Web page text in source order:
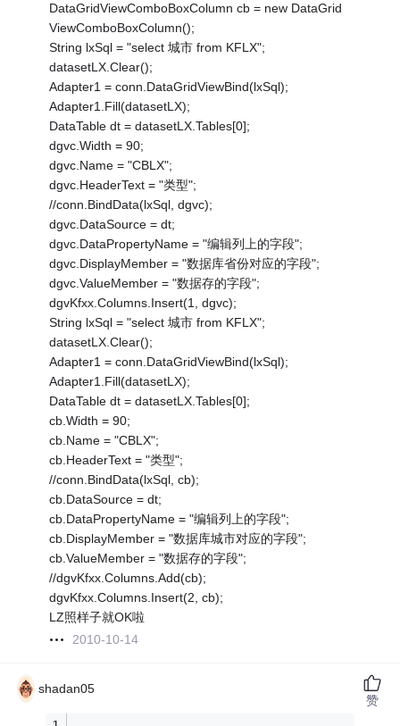
DataGridViewComboBoxColumn cb = new DataGrid
ViewComboBoxColumn();
String lxSql = "select 城市 from KFLX";
datasetLX.Clear();
Adapter1 = conn.DataGridViewBind(lxSql);
Adapter1.Fill(datasetLX);
DataTable dt = datasetLX.Tables[0];
dgvc.Width = 90;
dgvc.Name = "CBLX";
dgvc.HeaderText = "类型";
//conn.BindData(lxSql, dgvc);
dgvc.DataSource = dt;
dgvc.DataPropertyName = "编辑列上的字段";
dgvc.DisplayMember = "数据库省份对应的字段";
dgvc.ValueMember = "数据存的字段";
dgvKfxx.Columns.Insert(1, dgvc);
String lxSql = "select 城市 from KFLX";
datasetLX.Clear();
Adapter1 = conn.DataGridViewBind(lxSql);
Adapter1.Fill(datasetLX);
DataTable dt = datasetLX.Tables[0];
cb.Width = 90;
cb.Name = "CBLX";
cb.HeaderText = "类型";
//conn.BindData(lxSql, cb);
cb.DataSource = dt;
cb.DataPropertyName = "编辑列上的字段";
cb.DisplayMember = "数据库城市对应的字段";
cb.ValueMember = "数据存的字段";
//dgvKfxx.Columns.Add(cb);
dgvKfxx.Columns.Insert(2, cb);
LZ照样子就OK啦
2010-10-14
shadan05
赞